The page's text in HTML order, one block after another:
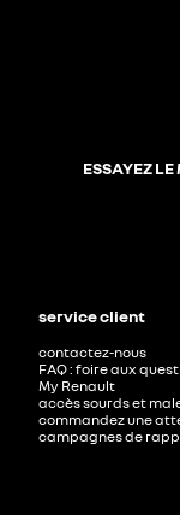
ESSAYEZ
service client
contactez-nous
FAQ : foire aux
My Renault
accès sourds et
commandez une
campagnes de